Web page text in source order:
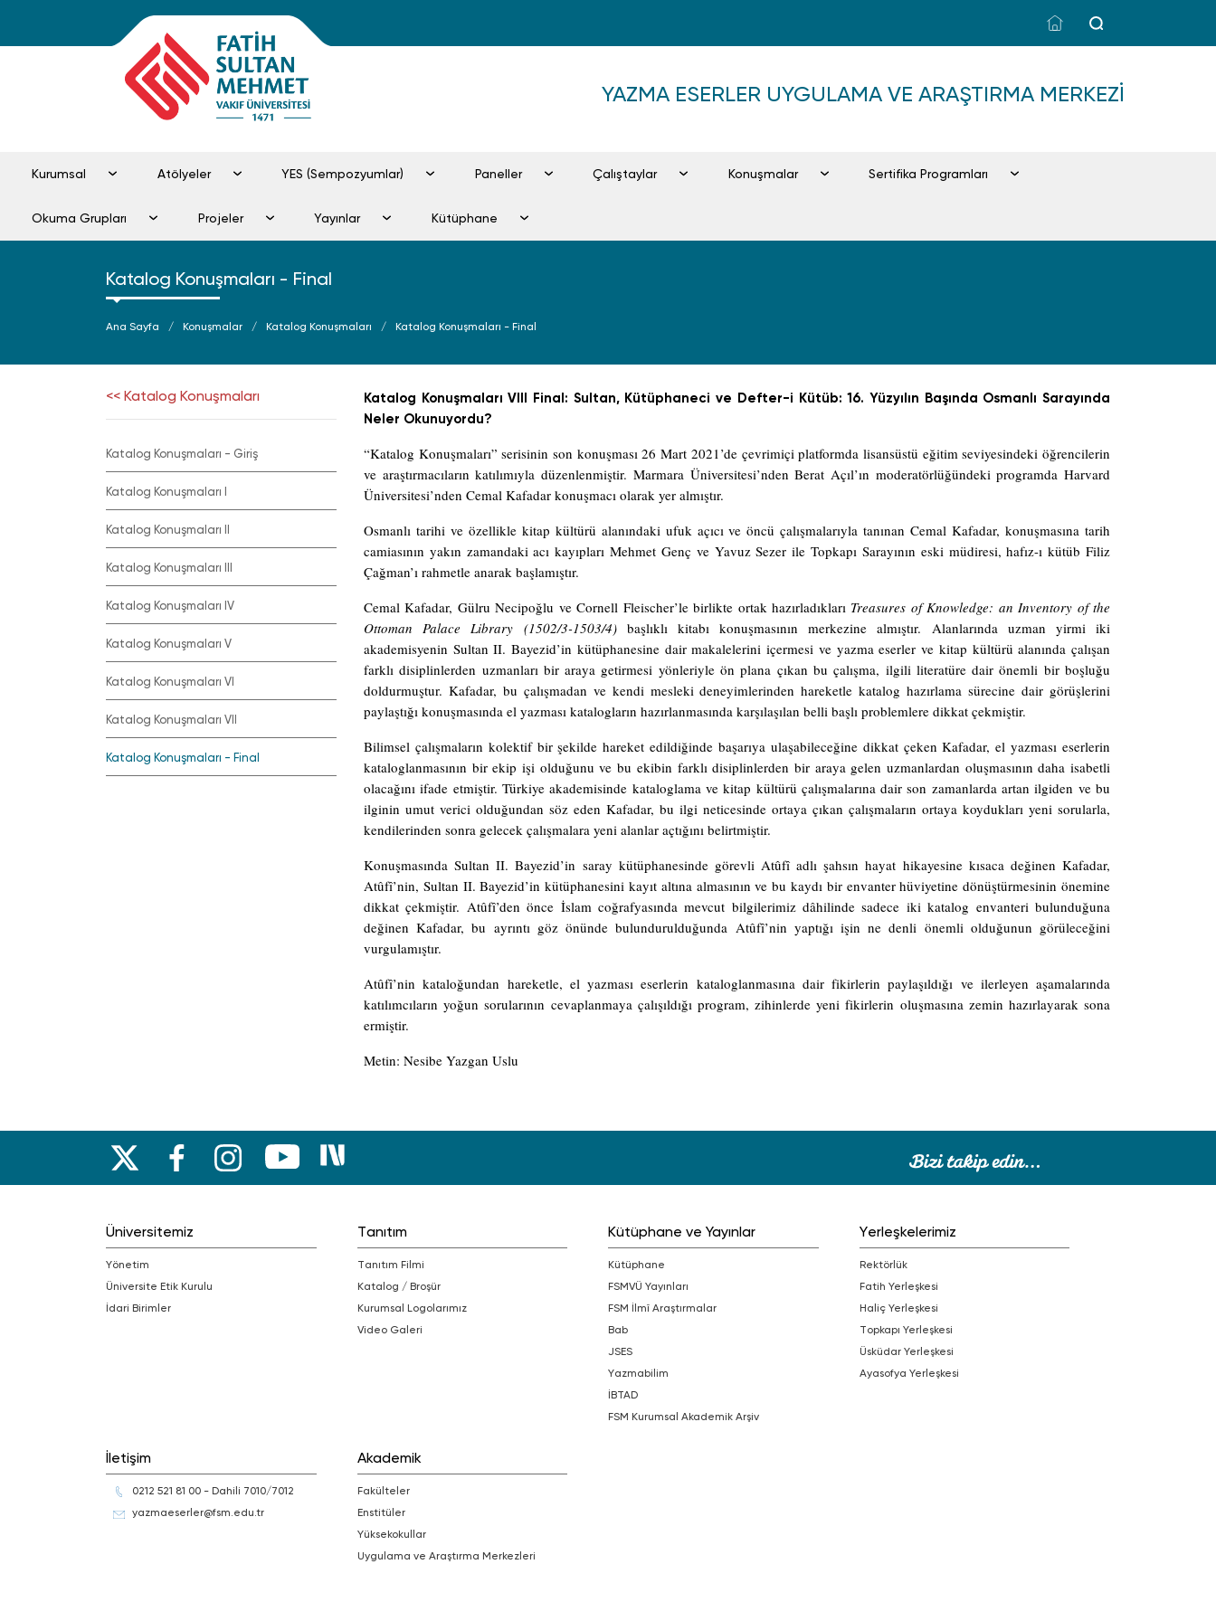
YAZMA ESERLER UYGULAMA VE ARAŞTIRMA MERKEZI
Kurumsal Atölyeler YES (Sempozyumlar) Paneller Çalıştaylar Konuşmalar Sertifika Programları
Okuma Grupları Projeler Yayınlar Kütüphane
Katalog Konuşmaları - Final
Ana Sayfa Konuşmalar Katalog Konuşmaları Katalog Konuşmaları - Final
<< Katalog Konuşmaları
Katalog Konuşmaları - Giriş
Katalog Konuşmaları I
Katalog Konuşmaları II
Katalog Konuşmaları III
Katalog Konuşmaları IV
Katalog Konuşmaları V
Katalog Konuşmaları VI
Katalog Konuşmaları VII
Katalog Konuşmaları - Final
Katalog Konuşmaları VIII Final: Sultan, Kütüphaneci ve Defter-i Kütüb: 16. Yüzyılın Başında Osmanlı Sarayında
Neler Okunuyordu?
“Katalog Konuşmaları” serisinin son konuşması 26 Mart 2021’de çevrimiçi platformda lisansüstü eğitim seviyesindeki öğrencilerin
ve araştırmacıların katılımıyla düzenlenmiştir. Marmara Üniversitesi’nden Berat Açıl’ın moderatörlüğündeki programda Harvard
Üniversitesi’nden Cemal Kafadar konuşmacı olarak yer almıştır.
Osmanlı tarihi ve özellikle kitap kültürü alanındaki ufuk açıcı ve öncü çalışmalarıyla tanınan Cemal Kafadar, konuşmasına tarih
camiasının yakın zamandaki acı kayıpları Mehmet Genç ve Yavuz Sezer ile Topkapı Sarayının eski müdiresi, hafız-ı kütüb Filiz
Çağman’ı rahmetle anarak başlamıştır.
Cemal Kafadar, Gülru Necipoğlu ve Cornell Fleischer’le birlikte ortak hazırladıkları Treasures of Knowledge: an Inventory of the
Ottoman Palace Library (1502/3-1503/4)başlıklı kitabı konuşmasının merkezine almıştır. Alanlarında uzman yirmi iki
akademisyenin Sultan II. Bayezid’in kütüphanesine dair makalelerini içermesi ve yazma eserler ve kitap kültürü alanında çalışan
farklı disiplinlerden uzmanları bir araya getirmesi yönleriyle ön plana çıkan bu çalışma, ilgili literatüre dair önemli bir boşluğu
doldurmuştur. Kafadar, bu çalışmadan ve kendi mesleki deneyimlerinden hareketle katalog hazırlama sürecine dair görüşlerini
paylaştığı konuşmasında el yazması katalogların hazırlanmasında karşılaşılan belli başlı problemlere dikkat çekmiştir.
Bilimsel çalışmaların kolektif bir şekilde hareket edildiğinde başarıya ulaşabileceğine dikkat çeken Kafadar, el yazması eserlerin
kataloglanmasının bir ekip işi olduğunu ve bu ekibin farklı disiplinlerden bir araya gelen uzmanlardan oluşmasının daha isabetli
olacağını ifade etmiştir. Türkiye akademisinde kataloglama ve kitap kültürü çalışmalarına dair son zamanlarda artan ilgiden ve bu
ilginin umut verici olduğundan söz eden Kafadar, bu ilgi neticesinde ortaya çıkan çalışmaların ortaya koydukları yeni sorularla,
kendilerinden sonra gelecek çalışmalara yeni alanlar açtığını belirtmiştir.
Konuşmasında Sultan II. Bayezid’in saray kütüphanesinde görevli Atûfî adlı şahsın hayat hikayesine kısaca değinen Kafadar,
Atûfî’nin, Sultan II. Bayezid’in kütüphanesini kayıt altına almasının ve bu kaydı bir envanter hüviyetine dönüştürmesinin önemine
dikkat çekmiştir. Atûfî’den önce İslam coğrafyasında mevcut bilgilerimiz dâhilinde sadece iki katalog envanteri bulunduğuna
değinen Kafadar, bu ayrıntı göz önünde bulundurulduğunda Atûfî’nin yaptığı işin ne denli önemli olduğunun görüleceğini
vurgulamıştır.
Atûfî’nin kataloğundan hareketle, el yazması eserlerin kataloglanmasına dair fikirlerin paylaşıldığı ve ilerleyen aşamalarında
katılımcıların yoğun sorularının cevaplanmaya çalışıldığı program, zihinlerde yeni fikirlerin oluşmasına zemin hazırlayarak sona
ermiştir.
Metin: Nesibe Yazgan Uslu
Üniversitemiz
Yönetim
Üniversite Etik Kurulu
İdari Birimler
Tanıtım
Tanıtım Filmi
Katalog / Broşür
Kurumsal Logolarımız
Video Galeri
Kütüphane ve Yayınlar
Kütüphane
FSMVÜ Yayınları
FSM İlmî Araştırmalar
bab
JSES
Yazmabilim
İBTAD
FSM Kurumsal Akademik Arşiv
Yerleşkelerimiz
Rektörlük
Fatih Yerleşkesi
Haliç Yerleşkesi
Topkapı Yerleşkesi
Üsküdar Yerleşkesi
Ayasofya Yerleşkesi
İletişim
0212 521 81 00 - Dahili 7010/7012
yazmaeserler@fsm.edu.tr
Akademik
Fakülteler
Enstitüler
Yüksekokullar
Uygulama ve Araştırma Merkezleri